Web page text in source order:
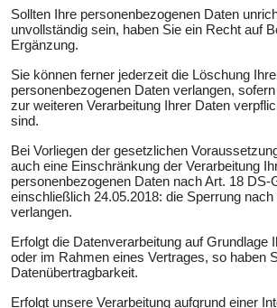
Sollten Ihre personenbezogenen Daten
unvollständig sein, haben Sie ein Recht auf
Ergänzung.
Sie können ferner jederzeit die Löschung
personenbezogenen Daten verlangen,
zur weiteren Verarbeitung Ihrer Daten
sind.
Bei Vorliegen der gesetzlichen
auch eine Einschränkung der Verarbeitung
personenbezogenen Daten nach Art. 18 DS-
einschließlich 24.05.2018: die Sperrung
verlangen.
Erfolgt die Datenverarbeitung auf Grundlage
oder im Rahmen eines Vertrages, so haben
Datenübertragbarkeit.
Erfolgt unsere Verarbeitung aufgrund einer